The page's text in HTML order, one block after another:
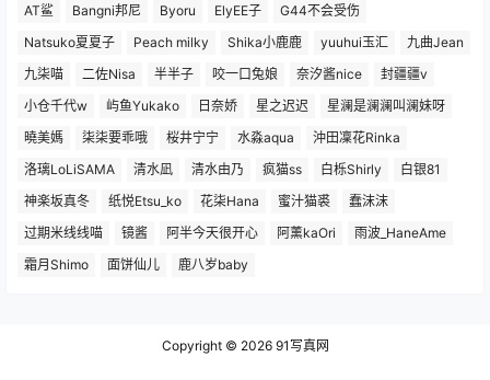
AT鲨 Bangni邦尼 Byoru ElyEE子
G44不会受伤
Natsuko夏夏子
Peach milky Shika小鹿鹿 yuuhui玉汇
九曲Jean
九柒喵
二佐Nisa 半半子 咬一口兔娘 奈汐酱nice
封疆疆v
小仓千代w
屿鱼Yukako 日奈娇 星之迟迟
星澜是澜澜叫澜妹呀
曉美媽
柒柒要乖哦 桜井宁宁 水淼aqua
沖田凜花Rinka
洛璃LoLiSAMA
清水凪 清水由乃 疯猫ss 白栎Shirly
白银81
神楽坂真冬
纸悦Etsu_ko 花柒Hana 蜜汁猫裘
蠢沫沫
过期米线线喵
镜酱 阿半今天很开心 阿薰kaOri
雨波_HaneAme
霜月Shimo
面饼仙儿 鹿八岁baby
Copyright © 202691写真网